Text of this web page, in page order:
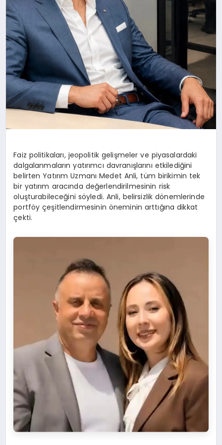
Faiz politikaları, jeopolitik gelişmeler ve piyasalardaki
dalgalanmaların yatırımcı davranışlarını etkilediğini
belirten Yatırım Uzmanı Medet Anli, tüm birikimin tek
bir yatırım aracında değerlendirilmesinin risk
oluşturabileceğini söyledi. Anli, belirsizlik dönemlerinde
portföy çeşitlendirmesinin öneminin arttığına dikkat
çekti.